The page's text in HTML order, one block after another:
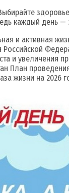
каждый день
и активная
и увеличения
жизни на 2026